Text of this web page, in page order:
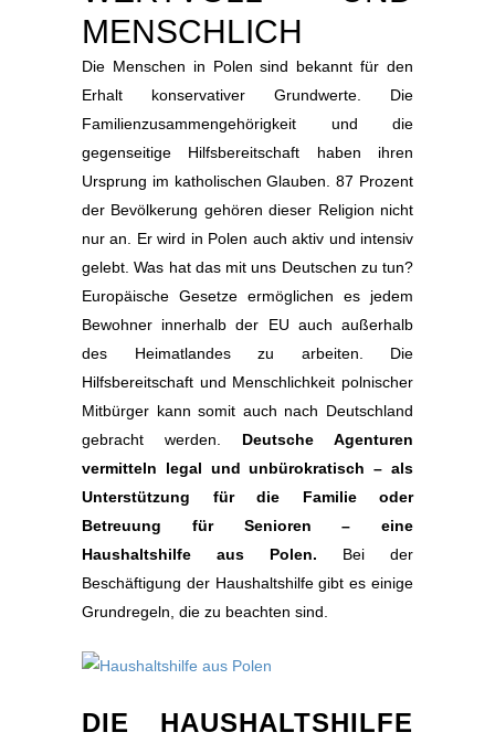
MENSCHLICH
Die Menschen in Polen sind bekannt für den
Erhalt konservativer Grundwerte. Die
Familienzusammengehörigkeit und die
gegenseitige Hilfsbereitschaft haben ihren
Ursprung im katholischen Glauben. 87 Prozent
der Bevölkerung gehören dieser Religion nicht
nur an. Er wird in Polen auch aktiv und intensiv
gelebt. Was hat das mit uns Deutschen zu tun?
Europäische Gesetze ermöglichen es jedem
Bewohner innerhalb der EU auch außerhalb
des Heimatlandes zu arbeiten. Die
Hilfsbereitschaft und Menschlichkeit polnischer
Mitbürger kann somit auch nach Deutschland
gebracht werden. Deutsche Agenturen
vermitteln legal und unbürokratisch – als
Unterstützung für die Familie oder
Betreuung für Senioren – eine
Haushaltshilfe aus Polen. Bei der
Beschäftigung der Haushaltshilfe gibt es einige
Grundregeln, die zu beachten sind.
DIE HAUSHALTSHILFE